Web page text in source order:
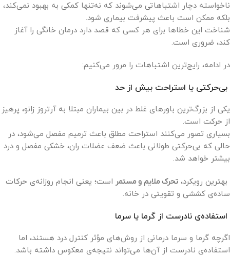
ناخواسته دچار اشتباهاتی می‌شوند که نه‌تنها کمکی به بهبود نمی‌کند،
بلکه ممکن است باعث پیشرفت بیماری شود.
شناخت این خطاها برای هر کسی که قصد دارد درمان خانگی را آغاز
کند، ضروری است.
در ادامه، رایج‌ترین اشتباهات را مرور می‌کنیم:
بی‌حرکتی یا استراحت بیش از حد
یکی از بزرگ‌ترین باورهای غلط در بین بیماران مبتلا به آرتروز زانو، پرهیز
از حرکت است.
بسیاری تصور می‌کنند استراحت مطلق باعث ترمیم مفصل می‌شود، در
حالی که بی‌حرکتی طولانی باعث ضعف عضلات ران، خشکی مفصل و درد
بیشتر خواهد شد.
بهترین رویکرد، تحرک ملایم و مستمر است؛ یعنی انجام روزانه‌ی حرکات
ساده‌ی کششی و تقویتی در خانه.
استفاده‌ی نادرست از گرما یا سرما
اگرچه گرما و سرما درمانی از روش‌های مؤثر کنترل درد هستند، اما
استفاده‌ی نادرست از آن‌ها می‌تواند نتیجه‌ی معکوس داشته باشد.